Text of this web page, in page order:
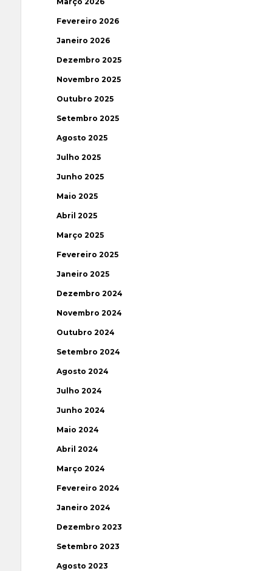
Fevereiro 2026
Janeiro 2026
Dezembro 2025
Novembro 2025
Outubro 2025
Setembro 2025
Agosto 2025
Julho 2025
Junho 2025
Maio 2025
Abril 2025
Março 2025
Fevereiro 2025
Janeiro 2025
Dezembro 2024
Novembro 2024
Outubro 2024
Setembro 2024
Agosto 2024
Julho 2024
Junho 2024
Maio 2024
Abril 2024
Março 2024
Fevereiro 2024
Janeiro 2024
Dezembro 2023
Setembro 2023
Agosto 2023